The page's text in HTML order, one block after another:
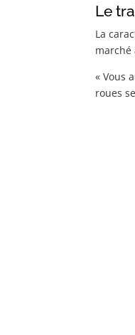
Le
La
marché
« Vous
roues